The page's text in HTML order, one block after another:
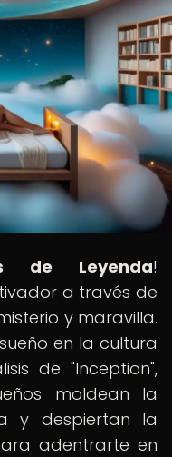
de Leyenda!
a través de
y maravilla.
en la cultura
de "Inception",
moldean la
y despiertan la
adentrarte en